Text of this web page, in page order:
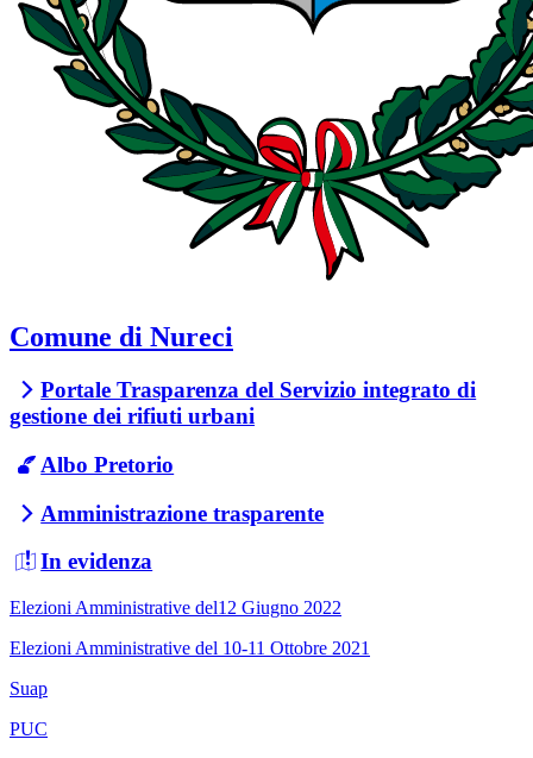
Comune di Nureci
Portale Trasparenza del Servizio integrato di
gestione dei rifiuti urbani
Albo Pretorio
Amministrazione trasparente
In evidenza
Elezioni Amministrative del12 Giugno 2022
Elezioni Amministrative del 10-11 Ottobre 2021
Suap
PUC